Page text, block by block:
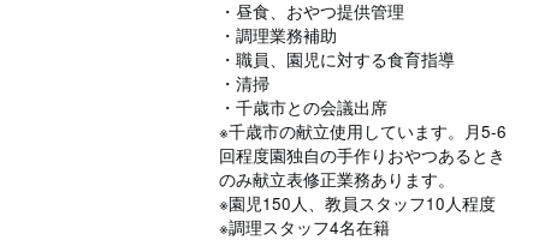
・昼食、おやつ提供管理
・調理業務補助
・職員、園児に対する食育指導
・清掃
・千歳市との会議出席
※千歳市の献立使用しています。月5-6
回程度園独自の手作りおやつあるとき
のみ献立表修正業務あります。
※園児150人、教員スタッフ10人程度
※調理スタッフ4名在籍